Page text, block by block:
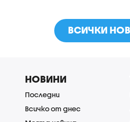
ВСИЧКИ
НОВИНИ
Последни
Всичко от днес